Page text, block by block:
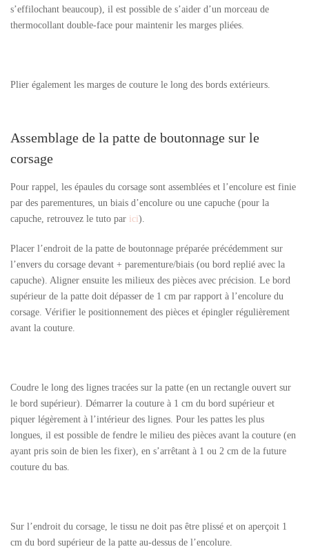
s’effilochant beaucoup), il est possible de s’aider d’un morceau de
thermocollant double-face pour maintenir les marges pliées.
Plier également les marges de couture le long des bords extérieurs.
Assemblage de la patte de boutonnage sur le
corsage
Pour rappel, les épaules du corsage sont assemblées et l’encolure est finie
par des parementures, un biais d’encolure ou une capuche (pour la
capuche, retrouvez le tuto par ici).
Placer l’endroit de la patte de boutonnage préparée précédemment sur
l’envers du corsage devant + parementure/biais (ou bord replié avec la
capuche). Aligner ensuite les milieux des pièces avec précision. Le bord
supérieur de la patte doit dépasser de 1 cm par rapport à l’encolure du
corsage. Vérifier le positionnement des pièces et épingler régulièrement
avant la couture.
Coudre le long des lignes tracées sur la patte (en un rectangle ouvert sur
le bord supérieur). Démarrer la couture à 1 cm du bord supérieur et
piquer légèrement à l’intérieur des lignes. Pour les pattes les plus
longues, il est possible de fendre le milieu des pièces avant la couture (en
ayant pris soin de bien les fixer), en s’arrêtant à 1 ou 2 cm de la future
couture du bas.
Sur l’endroit du corsage, le tissu ne doit pas être plissé et on aperçoit 1
cm du bord supérieur de la patte au-dessus de l’encolure.